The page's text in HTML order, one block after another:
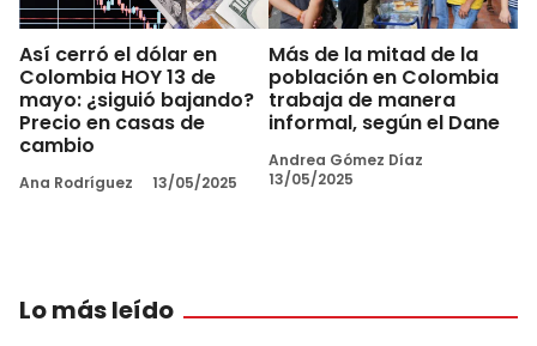
Así cerró el dólar en
Colombia HOY 13 de
mayo: ¿siguió bajando?
Precio en casas de
cambio
Ana Rodríguez 13/05/2025
Más de la mitad de la
población en Colombia
trabaja de manera
informal, según el Dane
Andrea Gómez Díaz
13/05/2025
Lo más leído